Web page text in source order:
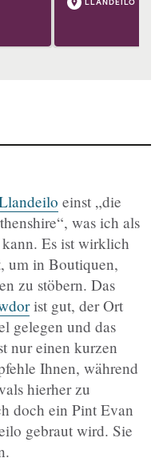
einst „die
was ich als
Es ist wirklich
um in Boutiquen,
zu stöbern. Das
ist gut, der Ort
gelegen und das
nur einen kurzen
Ihnen, während
hierher zu
doch ein Pint Evan
gebraut wird. Sie